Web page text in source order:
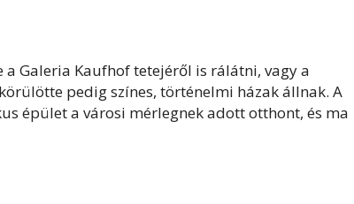
Galeria Kaufhof tetejéről is rálátni, vagy a
pedig színes, történelmi házak állnak. A
épület a városi mérlegnek adott otthont, és ma